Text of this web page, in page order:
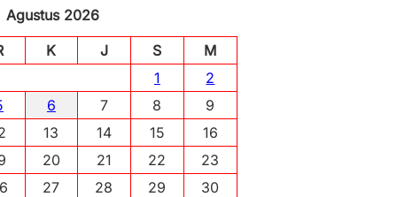
Agustus 2026
K J S
M
1
2
6 7 8
9
13 14 15
16
20 21 22
23
27 28 29
30